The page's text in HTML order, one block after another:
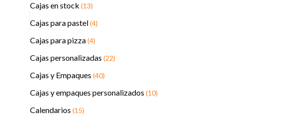
Cajas en stock (13)
Cajas para pastel(4)
Cajas para pizza(4)
Cajas personalizadas (22)
Cajas y Empaques (40)
Cajas y empaques personalizados (10)
Calendarios (15)